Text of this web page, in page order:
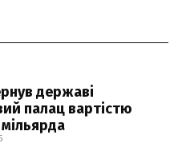
державі
палац вартістю